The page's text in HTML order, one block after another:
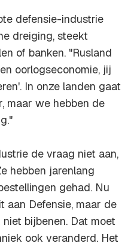
defensie-industrie
dreiging, steekt
of banken. "Rusland
oorlogseconomie, jij
In onze landen gaat
maar we hebben de
de vraag niet aan,
hebben jarenlang
gehad. Nu
aan Defensie, maar de
bijbenen. Dat moet
ook veranderd. Het